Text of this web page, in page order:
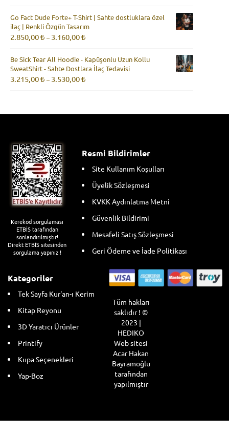
-
3.160,00 ₺
Go Fact Dude Forte+ T-Shirt | Sahte dostluklara özel
ilaç | Renkli Özgün Tasarım
2.850,00₺ – 3.160,00₺
-
3.160,00 ₺
Be Sick Tear All Hoodie - Kapüşonlu Uzun Kollu
SweatShirt - Sahte Dostlara İlaç Tedavisi
3.215,00₺ – 3.530,00₺
Kerekod sorgulaması
ETBİS tarafından
sonlandırılmıştır!
Direkt ETBİS sitesinden
sorgulama yapınız !
Resmi Bildirimler
Site Kullanım Koşulları
Üyelik Sözleşmesi
KVKK Aydınlatma Metni
Güvenlik Bildirimi
Mesafeli Satış Sözleşmesi
Geri Ödeme ve İade Politikası
Kategoriler
Tek Sayfa Kur'an-ı Kerim
Kitap Reyonu
3D Yaratıcı Ürünler
Printify
Kupa Seçenekleri
Yap-Boz
Tüm hakları
saklıdır ! ©
2023 |
HEDIKO
Web sitesi
Acar Hakan
Bayramoğlu
tarafından
yapılmıştır